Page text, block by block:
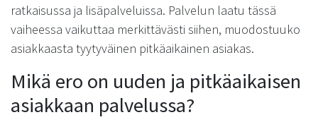
ratkaisussa ja lisäpalveluissa. Palvelun laatu tässä
vaiheessa vaikuttaa merkittävästi siihen, muodostuuko
asiakkaasta tyytyväinen pitkäaikainen asiakas.
Mikä ero on uuden ja pitkäaikaisen
asiakkaan palvelussa?